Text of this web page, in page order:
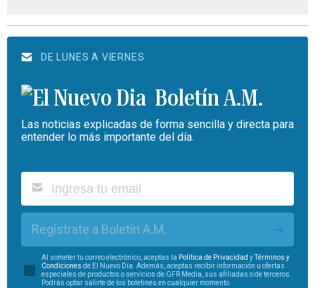
DE LUNES A VIERNES
Boletín A.M.
Las noticias explicadas de forma sencilla y directa para
entender lo más importante del día.
Regístrate a Boletín A.M.
Al someter tu correo electrónico, aceptas la Política de Privacidad yTérminos y
Condiciones de El Nuevo Día. Además, aceptas recibir información u ofertas
especiales de productos o servicios de GFR Media, sus afiliadas o de terceros.
Podrás optar salirte de los boletines en cualquier momento.